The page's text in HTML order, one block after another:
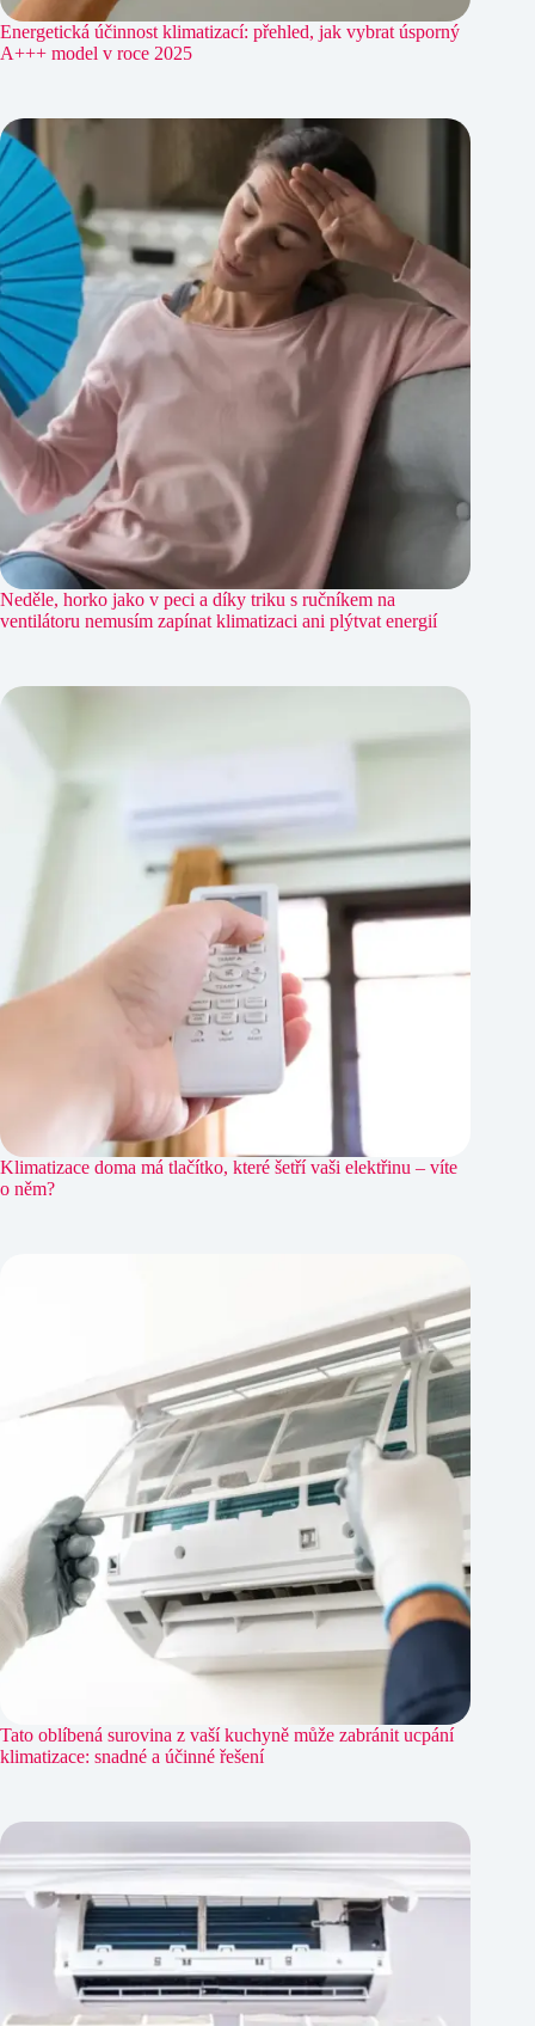
Energetická účinnost klimatizací: přehled, jak vybrat úsporný
A+++ model v roce 2025
Neděle, horko jako v peci a díky triku s ručníkem na
ventilátoru nemusím zapínat klimatizaci ani plýtvat energií
Klimatizace doma má tlačítko, které šetří vaši elektřinu – víte
o něm?
Tato oblíbená surovina z vaší kuchyně může zabránit ucpání
klimatizace: snadné a účinné řešení